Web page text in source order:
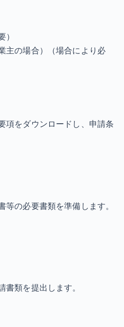
）
主の場合）
（場合により必
項をダウンロードし、申請条
等の必要書類を準備します。
書類を提出します。